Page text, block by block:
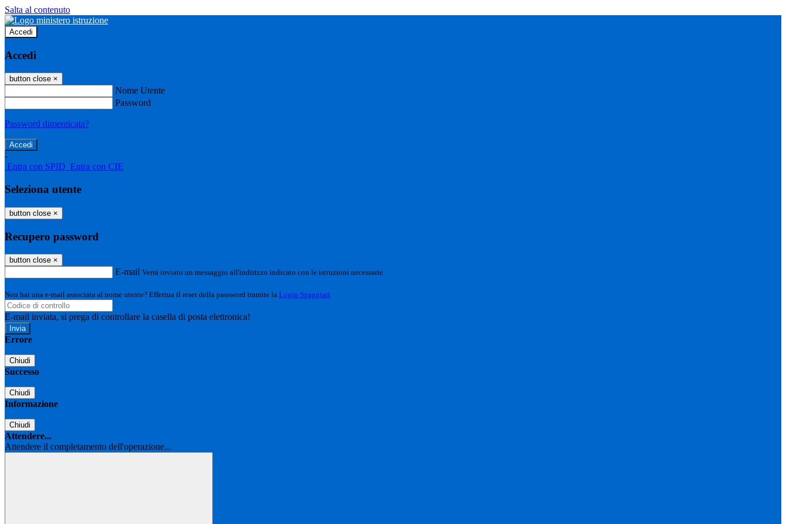
Salta al contenuto
Accedi
Accedi
button close ×
Nome Utente
Password
Password dimenticata?
-
Entra con SPID Entra con CIE
Seleziona utente
button close ×
Recupero password
button close ×
E-mail Verrà inviato un messaggio all'indirizzo indicato con le istruzioni necessarie.
Non hai una e-mail associata al nome utente? Effettua il reset della password tramite la Login Spaggiari
E-mail inviata, si prega di controllare la casella di posta elettronica!
Errore
Chiudi
Successo
Chiudi
Informazione
Chiudi
Attendere...
Attendere il completamento dell'operazione...